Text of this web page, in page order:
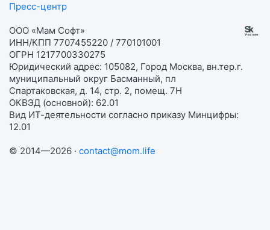
Пресс-центр
ООО «Мам Софт»
ИНН/КПП 7707455220 / 770101001
ОГРН 1217700330275
Юридический адрес: 105082, Город Москва, вн.тер.г.
муниципальный округ Басманный, пл
Спартаковская, д. 14, стр. 2, помещ. 7Н
ОКВЭД (основной): 62.01
Вид ИТ-деятельности согласно приказу Минцифры:
12.01
© 2014—2026 · contact@mom.life